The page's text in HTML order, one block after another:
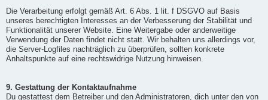
Die Verarbeitung erfolgt gemäß Art. 6 Abs. 1 lit. f DSGVO auf Basis
unseres berechtigten Interesses an der Verbesserung der Stabilität und
Funktionalität unserer Website. Eine Weitergabe oder anderweitige
Verwendung der Daten findet nicht statt. Wir behalten uns allerdings vor,
die Server-Logfiles nachträglich zu überprüfen, sollten konkrete
Anhaltspunkte auf eine rechtswidrige Nutzung hinweisen.
9. Gestattung der Kontaktaufnahme
Du gestattest dem Betreiber und den Administratoren, dich unter den von